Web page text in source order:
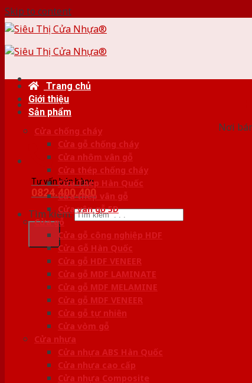
Skip to content
Nơi
Tư vấn bán hàng
0824.400.400
Tìm kiếm:
Trang chủ
Giới thiệu
Sản phẩm
Cửa chống cháy
Cửa gỗ chống cháy
Cửa nhôm vân gỗ
Cửa thép chống cháy
Cửa Thép Hàn Quốc
Cửa thép vân gỗ
Cửa vân gỗ 5D
Cửa gỗ
Cửa gỗ công nghiệp HDF
Cửa Gỗ Hàn Quốc
Cửa gỗ HDF VENEER
Cửa gỗ MDF LAMINATE
Cửa gỗ MDF MELAMINE
Cửa gỗ MDF VENEER
Cửa gỗ tự nhiên
Cửa vòm gỗ
Cửa nhựa
Cửa nhựa ABS Hàn Quốc
Cửa nhựa cao cấp
Cửa nhựa Composite